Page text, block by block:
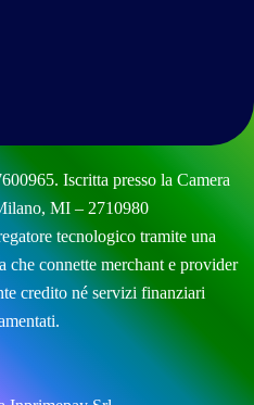
Iscritta presso la Camera
MI – 2710980
tecnologico tramite una
che connette merchant e provider
credito né servizi finanziari